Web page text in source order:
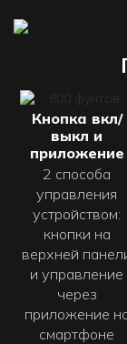
Кнопка вкл/
выкл и
приложение
2 способа
управления
устройством:
кнопки на
верхней
и управление
через
приложение
смартфоне